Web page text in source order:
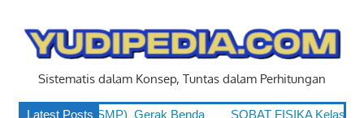
content
Sistematis dalam Konsep, Tuntas dalam Perhitungan
Latest Posts
8 (Kelas 2 SMP)_Gerak Benda SOBAT FISIKA Kelas 8